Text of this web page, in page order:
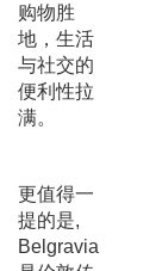
购物胜
地，生活
与社交的
便利性拉
满。
更值得一
提的是,
Belgravia